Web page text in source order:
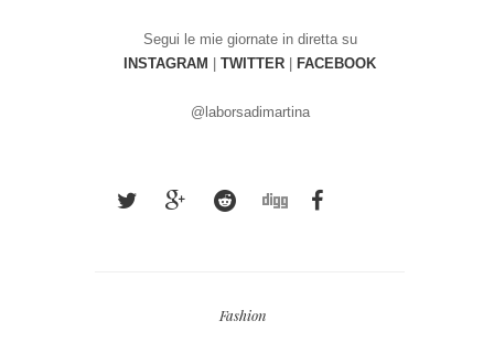
Segui le mie giornate in diretta su
INSTAGRAM
TWITTER FACEBOOK
@laborsadimartina
Fashion